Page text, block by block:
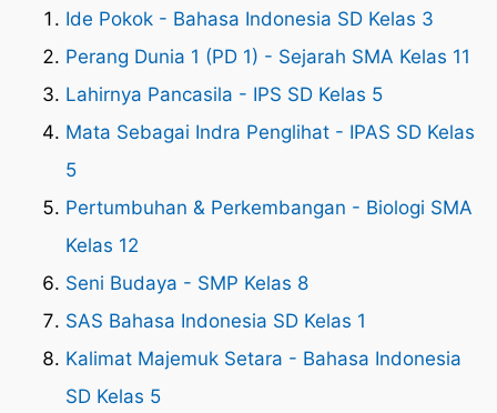
Ide Pokok - Bahasa Indonesia SD Kelas 3
Perang Dunia 1 (PD 1) - Sejarah SMA Kelas 11
Lahirnya Pancasila - IPS SD Kelas 5
Mata Sebagai Indra Penglihat - IPAS SD Kelas
5
Pertumbuhan & Perkembangan - Biologi SMA
Kelas 12
Seni Budaya - SMP Kelas 8
SAS Bahasa Indonesia SD Kelas 1
Kalimat Majemuk Setara - Bahasa Indonesia
SD Kelas 5